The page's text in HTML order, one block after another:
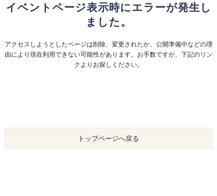
イベントページ表示時にエラーが発生し
ました。
アクセスしようとしたページは削除、変更されたか、公開準備中などの理
由により現在利用できない可能性があります。お手数ですが、下記のリン
クよりお探しください。
トップページへ戻る